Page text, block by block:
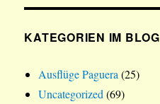
KATEGORIEN IM BLOG
Ausflüge Paguera (25)
Uncategorized (69)